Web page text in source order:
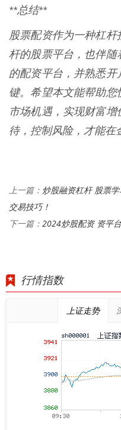
**总结**
股票配资作为一种杠
杆的股票平台，也伴
的配资平台，并熟悉
键。希望本文能帮助
市场机遇，实现财富
待，控制风险，才能在
上一篇： 炒股融资杠杆 股票
交易技巧！
下一篇： 2024炒股配资 资平
行情指数
上证走势